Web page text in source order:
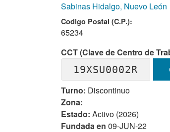
Sabinas Hidalgo, Nuevo León
Codigo Postal (C.P.):
65234
CCT (Clave de Centro de
19XSU0002R
Turno: Discontinuo
Zona:
Estado: Activo (2026)
Fundada en09-JUN-22